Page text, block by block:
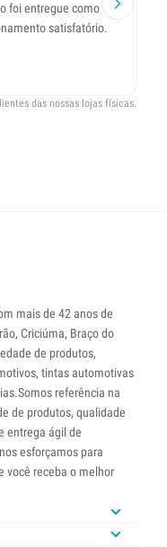
foi entregue como
satisfatório.
das nossas lojas físicas.
mais de 42 anos de
Criciúma, Braço do
de produtos,
tintas automotivas
referência na
de produtos, qualidade
entrega ágil de
esforçamos para
você receba o melhor